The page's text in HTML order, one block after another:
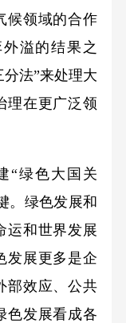
候领域的合作
溢的结果之
法”来处理大
理在更广泛领
“绿色大国关
。绿色发展和
运和世界发展
发展更多是企
部效应、公共
色发展看成各